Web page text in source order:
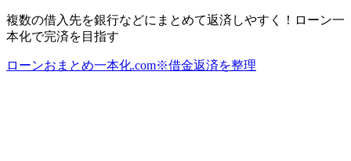
複数の借入先を銀行などにまとめて返済しやすく！ローン一
本化で完済を目指す
ローンおまとめ一本化.com※借金返済を整理